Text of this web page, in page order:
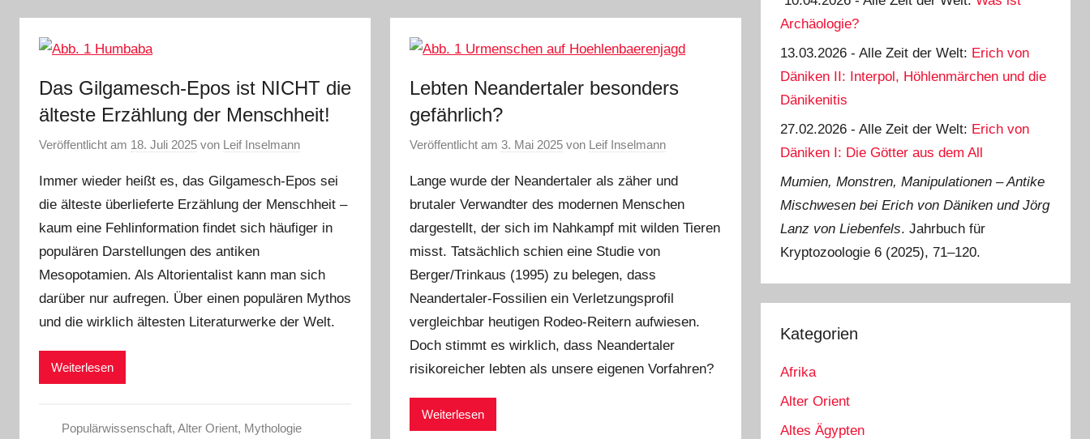
Das Gilgamesch-Epos ist NICHT die
älteste Erzählung der Menschheit!
Veröffentlicht am 18. Juli 2025 von Leif Inselmann
Immer wieder heißt es, das Gilgamesch-Epos sei
die älteste überlieferte Erzählung der Menschheit –
kaum eine Fehlinformation findet sich häufiger in
populären Darstellungen des antiken
Mesopotamien. Als Altorientalist kann man sich
darüber nur aufregen. Über einen populären Mythos
und die wirklich ältesten Literaturwerke der Welt.
Weiterlesen
Populärwissenschaft, Alter Orient, Mythologie
Lebten Neandertaler besonders
gefährlich?
Veröffentlicht am3. Mai 2025 von Leif Inselmann
Lange wurde der Neandertaler als zäher und
brutaler Verwandter des modernen Menschen
dargestellt, der sich im Nahkampf mit wilden Tieren
misst. Tatsächlich schien eine Studie von
Berger/Trinkaus (1995) zu belegen, dass
Neandertaler-Fossilien ein Verletzungsprofil
vergleichbar heutigen Rodeo-Reitern aufwiesen.
Doch stimmt es wirklich, dass Neandertaler
risikoreicher lebten als unsere eigenen Vorfahren?
Weiterlesen
Archäologie?
13.03.2026 - Alle Zeit der Welt: Erich von
Däniken II: Interpol, Höhlenmärchen und die
Dänikenitis
27.02.2026 - Alle Zeit der Welt: Erich von
Däniken I: Die Götter aus dem All
Mumien, Monstren, Manipulationen ‒ Antike
Mischwesen bei Erich von Däniken und Jörg
Lanz von Liebenfels. Jahrbuch für
Kryptozoologie 6 (2025), 71‒120.
Kategorien
Afrika
Alter Orient
Altes Ägypten